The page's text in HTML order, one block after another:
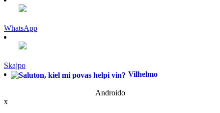
WhatsApp
Skajpo
Vilhelmo
Androido
x